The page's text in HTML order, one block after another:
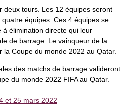
deux tours. Les 12 équipes seront
équipes. Ces 4 équipes se
élimination directe qui leur
de barrage. Le vainqueur de la
Coupe du monde 2022 au Qatar.
des matchs de barrage valideront
du monde 2022 FIFA au Qatar.
et 25 mars 2022